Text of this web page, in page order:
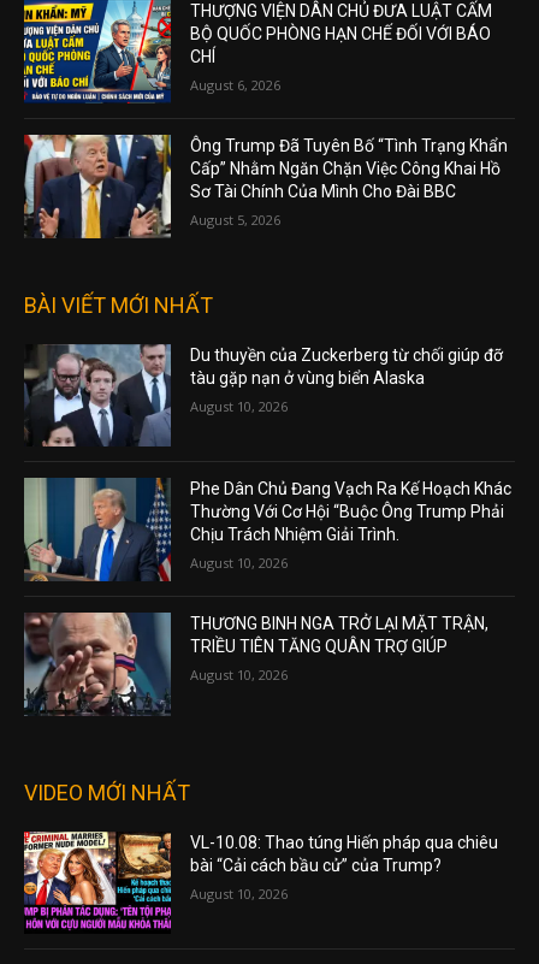
THƯỢNG VIỆN DÂN CHỦ ĐƯA LUẬT CẤM
BỘ QUỐC PHÒNG HẠN CHẾ ĐỐI VỚI BÁO
CHÍ
August 6, 2026
Ông Trump Đã Tuyên Bố “Tình Trạng Khẩn
Cấp” Nhằm Ngăn Chặn Việc Công Khai Hồ
Sơ Tài Chính Của Mình Cho Đài BBC
August 5, 2026
BÀI VIẾT MỚI NHẤT
Du thuyền của Zuckerberg từ chối giúp đỡ
tàu gặp nạn ở vùng biển Alaska
August 10, 2026
Phe Dân Chủ Đang Vạch Ra Kế Hoạch Khác
Thường Với Cơ Hội “Buộc Ông Trump Phải
Chịu Trách Nhiệm Giải Trình.
August 10, 2026
THƯƠNG BINH NGA TRỞ LẠI MẶT TRẬN,
TRIỀU TIÊN TĂNG QUÂN TRỢ GIÚP
August 10, 2026
VIDEO MỚI NHẤT
VL-10.08: Thao túng Hiến pháp qua chiêu
bài “Cải cách bầu cử” của Trump?
August 10, 2026